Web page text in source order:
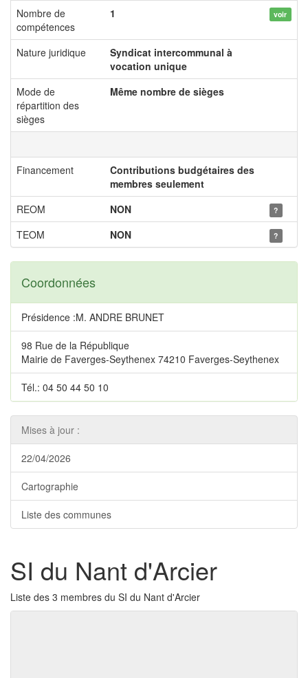
Nombre de
compétences
1 voir
Nature juridique
Syndicat intercommunal à
vocation unique
Mode de
répartition des
sièges
Même nombre de sièges
Financement
Contributions budgétaires des
membres seulement
REOM
NON ?
TEOM NON ?
Coordonnées
Présidence :M. ANDRE BRUNET
98 Rue de la République
Mairie de Faverges-Seythenex 74210 Faverges-Seythenex
Tél.: 04 50 44 50 10
Mises à jour :
22/04/2026
Cartographie
Liste des communes
SI du Nant d'Arcier
Liste des 3 membres du SI du Nant d'Arcier